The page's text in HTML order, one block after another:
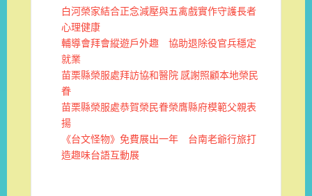
白河榮家結合正念減壓與五禽戲實作守護長者
心理健康
輔導會拜會縱遊戶外趣 協助退除役官兵穩定
就業
苗栗縣榮服處拜訪協和醫院 感謝照顧本地榮民
眷
苗栗縣榮服處恭賀榮民眷榮膺縣府模範父親表
揚
《台文怪物》免費展出一年 台南老爺行旅打
造趣味台語互動展